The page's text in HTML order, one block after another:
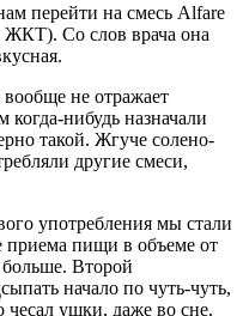
перейти на смесь Alfare
ЖКТ). Со слов врача она
вообще не отражает
когда-нибудь назначали
такой. Жгуче солено-
другие смеси,
употребления мы стали
приема пищи в объеме от
Второй
начало по чуть-чуть,
чесал ушки, даже во сне.